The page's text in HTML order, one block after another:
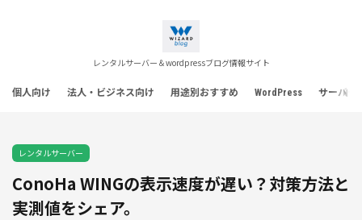
レンタルサーバー＆wordpressブログ情報サイト
個人向け 法人・ビジネス向け 用途別おすすめ WordPress サーバー
レンタルサーバー
ConoHa WINGの表示速度が遅い？対策方法と
実測値をシェア。